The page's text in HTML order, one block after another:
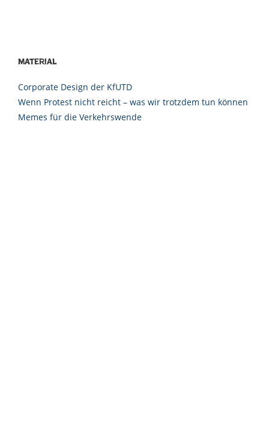
Material
Corporate Design der KfUTD
Wenn Protest nicht reicht – was wir trotzdem tun können
Memes für die Verkehrswende